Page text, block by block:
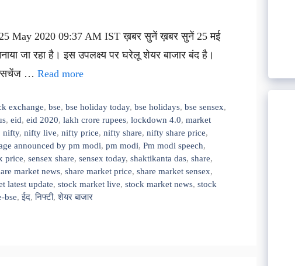
May 2020 09:37 AM IST ख़बर सुनें ख़बर सुनें 25 मई
जा रहा है। इस उपलक्ष्य पर घरेलू शेयर बाजार बंद है।
… Read more
exchange,bse,bse holiday today,bse holidays,bse sensex,
, eid, eid 2020, lakh crore rupees, lockdown 4.0, market
nifty, nifty live, nifty price, nifty share, nifty share price,
announced by pm modi, pm modi, Pm modi speech,
price, sensex share, sensex today, shaktikanta das, share,
market news, share market price, share market sensex,
latest update, stock market live, stock market news, stock
bse,ईद,निफ्टी,शेयर बाजार